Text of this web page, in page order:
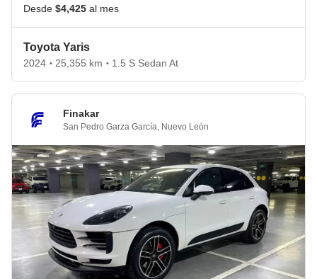
Desde $4,425 al mes
Toyota Yaris
2024 • 25,355 km • 1.5 S Sedan At
Finakar
San Pedro Garza García Nuevo León